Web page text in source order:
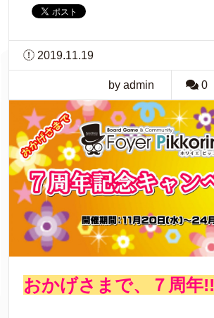
2019.11.19
by admin 0
おかげさまで、７周年!!